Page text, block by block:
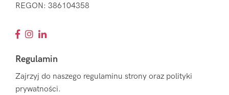
REGON: 386104358
Regulamin
Zajrzyj do naszego regulaminu strony oraz polityki
prywatności.